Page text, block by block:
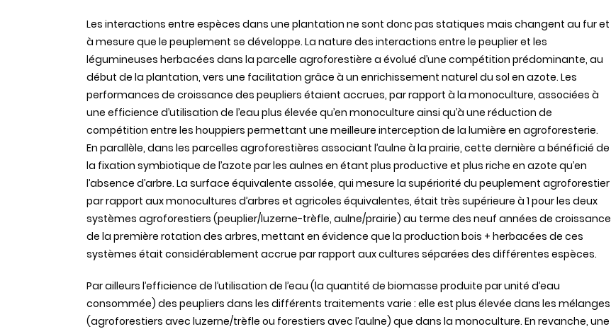
Les interactions entre espèces dans une plantation ne sont donc pas statiques mais changent au fur et
à mesure que le peuplement se développe. La nature des interactions entre le peuplier et les
légumineuses herbacées dans la parcelle agroforestière a évolué d’une compétition prédominante, au
début de la plantation, vers une facilitation grâce à un enrichissement naturel du sol en azote. Les
performances de croissance des peupliers étaient accrues, par rapport à la monoculture, associées à
une efficience d’utilisation de l’eau plus élevée qu’en monoculture ainsi qu’à une réduction de
compétition entre les houppiers permettant une meilleure interception de la lumière en agroforesterie.
En parallèle, dans les parcelles agroforestières associant l’aulne à la prairie, cette dernière a bénéficié de
la fixation symbiotique de l’azote par les aulnes en étant plus productive et plus riche en azote qu’en
l’absence d’arbre. La surface équivalente assolée, qui mesure la supériorité du peuplement agroforestier
par rapport aux monocultures d’arbres et agricoles équivalentes, était très supérieure à 1 pour les deux
systèmes agroforestiers (peuplier/luzerne-trèfle, aulne/prairie) au terme des neuf années de croissance
de la première rotation des arbres, mettant en évidence que la production bois + herbacées de ces
systèmes était considérablement accrue par rapport aux cultures séparées des différentes espèces.
Par ailleurs l’efficience de l’utilisation de l’eau (la quantité de biomasse produite par unité d’eau
consommée) des peupliers dans les différents traitements varie : elle est plus élevée dans les mélanges
(agroforestiers avec luzerne/trèfle ou forestiers avec l’aulne) que dans la monoculture. En revanche, une